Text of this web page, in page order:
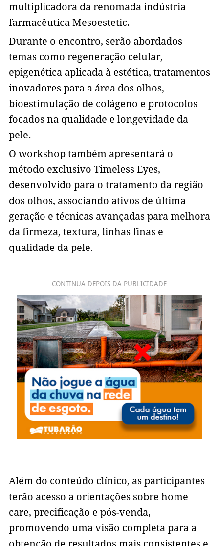
multiplicadora da renomada indústria
farmacêutica Mesoestetic.
Durante o encontro, serão abordados
temas como regeneração celular,
epigenética aplicada à estética, tratamentos
inovadores para a área dos olhos,
bioestimulação de colágeno e protocolos
focados na qualidade e longevidade da
pele.
O workshop também apresentará o
método exclusivo Timeless Eyes,
desenvolvido para o tratamento da região
dos olhos, associando ativos de última
geração e técnicas avançadas para melhora
da firmeza, textura, linhas finas e
qualidade da pele.
CONTINUA DEPOIS DA PUBLICIDADE
Além do conteúdo clínico, as participantes
terão acesso a orientações sobre home
care, precificação e pós-venda,
promovendo uma visão completa para a